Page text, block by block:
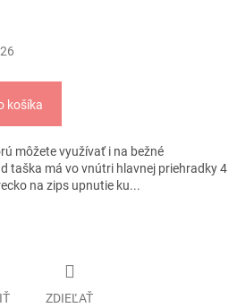
košíka
môžete využívať i na bežné
taška má vo vnútri hlavnej priehradky 4
na zips upnutie ku...
ZDIEĽAŤ